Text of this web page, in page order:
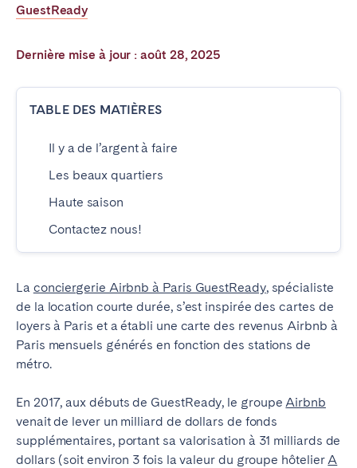
GuestReady
Dernière mise à jour : août 28, 2025
TABLE DES MATIÈRES
Il y a de l’argent à faire
Les beaux quartiers
Haute saison
Contactez nous!
La conciergerie Airbnb à Paris GuestReady, spécialiste
de la location courte durée, s’est inspirée des cartes de
loyers à Paris et a établi une carte des revenus Airbnb à
Paris mensuels générés en fonction des stations de
métro.
En 2017, aux débuts de GuestReady, le groupeAirbnb
venait de lever un milliard de dollars de fonds
supplémentaires, portant sa valorisation à 31 milliards de
dollars (soit environ 3 fois la valeur du groupe hôtelierA
Poitiers
Troyes
IRELAND
Dublin
SAUDI ARABIA
Riyadh
ESPAGNE
Alicante
Barcelone
Benidorm
Bilbao
Madrid
Marbella
Salamanca
Saint-Sébastien
Valencia
Zaragoza